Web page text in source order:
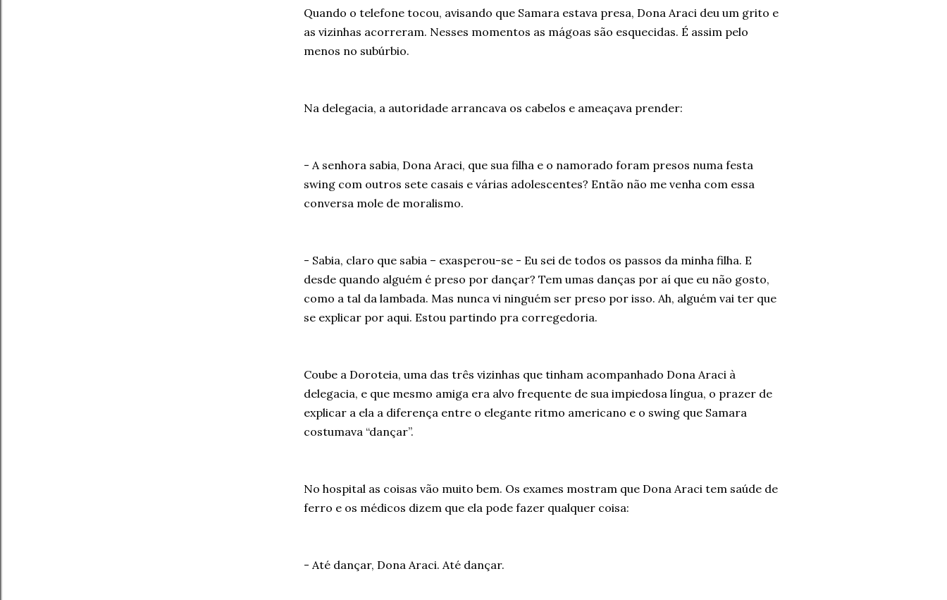
Quando o telefone tocou, avisando que Samara estava presa, Dona Araci deu um grito e
as vizinhas acorreram. Nesses momentos as mágoas são esquecidas. É assim pelo
menos no subúrbio.
Na delegacia, a autoridade arrancava os cabelos e ameaçava prender:
- A senhora sabia, Dona Araci, que sua filha e o namorado foram presos numa festa
swing com outros sete casais e várias adolescentes? Então não me venha com essa
conversa mole de moralismo.
- Sabia, claro que sabia – exasperou-se - Eu sei de todos os passos da minha filha. E
desde quando alguém é preso por dançar? Tem umas danças por aí que eu não gosto,
como a tal da lambada. Mas nunca vi ninguém ser preso por isso. Ah, alguém vai ter que
se explicar por aqui. Estou partindo pra corregedoria.
Coube a Doroteia, uma das três vizinhas que tinham acompanhado Dona Araci à
delegacia, e que mesmo amiga era alvo frequente de sua impiedosa língua, o prazer de
explicar a ela a diferença entre o elegante ritmo americano e o swing que Samara
costumava “dançar”.
No hospital as coisas vão muito bem. Os exames mostram que Dona Araci tem saúde de
ferro e os médicos dizem que ela pode fazer qualquer coisa:
- Até dançar, Dona Araci. Até dançar.